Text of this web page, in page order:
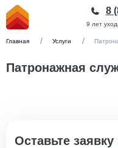
9 лет
8
Главная Услуги
Патронажная
Оставьте